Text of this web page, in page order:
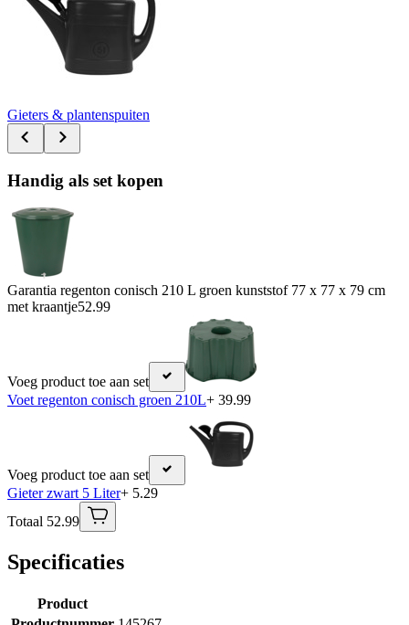
Gieters & plantenspuiten
Handig als set kopen
Garantia regenton conisch 210 L groen kunststof 77 x 77 x 79 cm
met kraantje52.99
Voeg product toe aan set
Voet regenton conisch groen 210L+ 39.99
Voeg product toe aan set
Gieter zwart 5 Liter+ 5.29
Totaal 52.99
Specificaties
Product